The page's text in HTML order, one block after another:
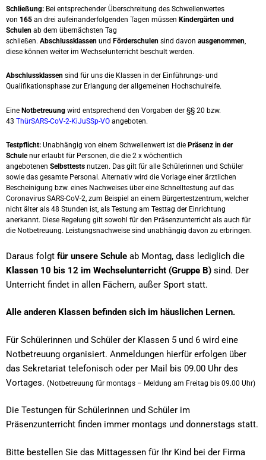
Schließung: Bei entsprechender Überschreitung des Schwellenwertes
von 165 an drei aufeinanderfolgenden Tagen müssen Kindergärten und
Schulen ab dem übernächsten Tag
schließen. Abschlussklassen und Förderschulen sind davon ausgenommen
diese können weiter im Wechselunterricht beschult werden.
Abschlussklassen sind für uns die Klassen in der Einführungs- und
Qualifikationsphase zur Erlangung der allgemeinen Hochschulreife.
Eine Notbetreuung wird entsprechend den Vorgaben der §§ 20 bzw.
43 ThürSARS-CoV-2-KiJuSSp-VO angeboten.
Testpflicht: Unabhängig von einem Schwellenwert ist die Präsenz in der
Schulenur erlaubt für Personen, die die 2 x wöchentlich
angebotenen Selbsttests nutzen. Das gilt für alle Schülerinnen und Schüler
sowie das gesamte Personal. Alternativ wird die Vorlage einer ärztlichen
Bescheinigung bzw. eines Nachweises über eine Schnelltestung auf das
Coronavirus SARS-CoV-2, zum Beispiel an einem Bürgertestzentrum, welcher
nicht älter als 48 Stunden ist, als Testung am Testtag der Einrichtung
anerkannt. Diese Regelung gilt sowohl für den Präsenzunterricht als auch für
die Notbetreuung. Leistungsnachweise sind unabhängig davon zu erbringen.
Daraus folgt für unsere Schule ab Montag, dass lediglich die
Klassen 10 bis 12 im Wechselunterricht (Gruppe B) sind. Der
Unterricht findet in allen Fächern, außer Sport statt.
Alle anderen Klassen befinden sich im häuslichen Lernen.
Für Schülerinnen und Schüler der Klassen 5 und 6 wird eine
Notbetreuung organisiert. Anmeldungen hierfür erfolgen über
das Sekretariat telefonisch oder per Mail bis 09.00 Uhr des
Vortages. (Notbetreuung für montags – Meldung am Freitag bis 09.00 Uhr)
Die Testungen für Schülerinnen und Schüler im
Präsenzunterricht finden immer montags und donnerstags statt.
Bitte bestellen Sie das Mittagessen für Ihr Kind bei der Firma